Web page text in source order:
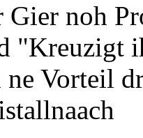
Gier noh
"Kreuzigt
ne Vorteil